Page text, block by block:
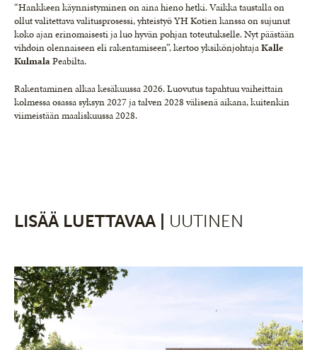
“Hankkeen käynnistyminen on aina hieno hetki. Vaikka taustalla on
ollut valitettava valitusprosessi, yhteistyö YH Kotien kanssa on sujunut
koko ajan erinomaisesti ja luo hyvän pohjan toteutukselle. Nyt päästään
vihdoin olennaiseen eli rakentamiseen”, kertoo yksikönjohtajaKalle
KulmalaPeabilta.
Rakentaminen alkaa kesäkuussa 2026. Luovutus tapahtuu vaiheittain
kolmessa osassa syksyn 2027 ja talven 2028 välisenä aikana, kuitenkin
viimeistään maaliskuussa 2028.
LISÄÄ LUETTAVAA | UUTINEN